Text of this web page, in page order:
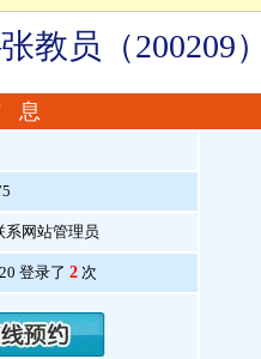
员（200209）
息
登录了 2 次